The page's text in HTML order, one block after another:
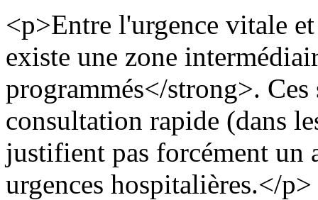
<p>Entre l'urgence vitale
existe une zone
programmés</strong>.
consultation rapide (dans
justifient pas forcément un
urgences hospitalières.</p>